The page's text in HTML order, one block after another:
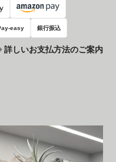
easy 銀行振込
詳しいお支払方法のご案内